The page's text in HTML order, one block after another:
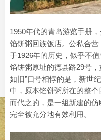
1950年代的青岛游览手册
馅饼粥回族饭店。公私合
于1926年的历史，似乎不值
馅饼粥原址的德县路29号
如旧”口号相悖的是，新世
中，原本馅饼粥所在的整
而代之的，是一组新建的
完全被充分地有效利用。